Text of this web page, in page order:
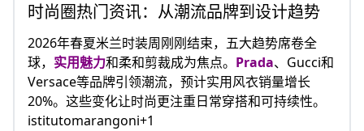
时尚圈热门资讯：从潮流品牌到设计趋势
2026年春夏米兰时装周刚刚结束，五大趋势席卷全
球， 实用魅力和柔和剪裁成为焦点。 Prada、Gucci和
Versace等品牌引领潮流，预计实用风衣销量增长
20%。这些变化让时尚更注重日常穿搭和可持续性。
istitutomarangoni+1